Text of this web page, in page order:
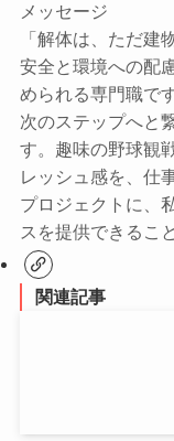
メッセージ
「解体は、ただ建
安全と環境への配
められる専門職で
次のステップへと
す。趣味の野球観
レッシュ感を、仕
プロジェクトに、
スを提供できるこ
関連記事